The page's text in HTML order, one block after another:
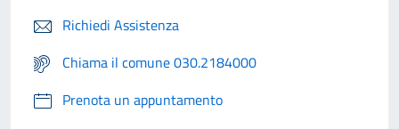
Richiedi Assistenza
Chiama il comune 030.2184000
Prenota un appuntamento